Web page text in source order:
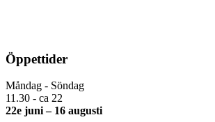
Öppettider
Måndag - Söndag
11.30 - ca 22
22e juni – 16 augusti